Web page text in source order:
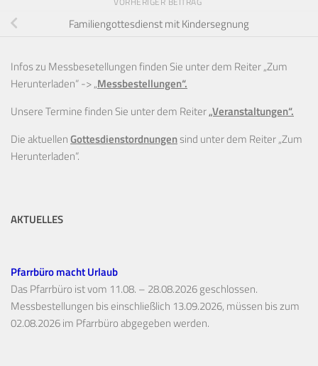
Familiengottesdienst mit Kindersegnung
Infos zu Messbesetellungen finden Sie unter dem Reiter „Zum
Herunterladen“ ->„Messbestellungen“.
Unsere Termine finden Sie unter dem Reiter„Veranstaltungen“.
Die aktuellenGottesdienstordnungensind unter dem Reiter „Zum
Herunterladen“.
AKTUELLES
Pfarrbüro macht Urlaub
Das Pfarrbüro ist vom 11.08. – 28.08.2026 geschlossen.
Messbestellungen bis einschließlich 13.09.2026, müssen bis zum
02.08.2026 im Pfarrbüro abgegeben werden.